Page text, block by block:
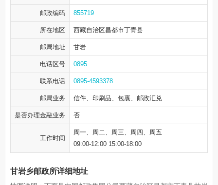
邮政编码 855719
所在地区 西藏自治区昌都市丁青县
邮局地址 甘岩
电话区号 0895
联系电话 0895-4593378
邮局业务 信件、印刷品、包裹、邮政汇兑
是否办理金融业务 否
工作时间
周一、周二、周三、周四、周五
09:00-12:00 15:00-18:00
甘岩乡邮政所详细地址